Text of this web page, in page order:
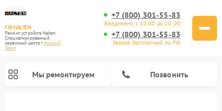
FIX-HALTEN
Ремонт устройств Halten
Специализированный
cервисный центр г.Нижний
Тагил
+7 (800) 301-55-83
Ежедневно, с 10:00 до 20:00
+7 (800) 301-55-83
Звонок бесплатный по РФ
Мы ремонтируем Позвонить